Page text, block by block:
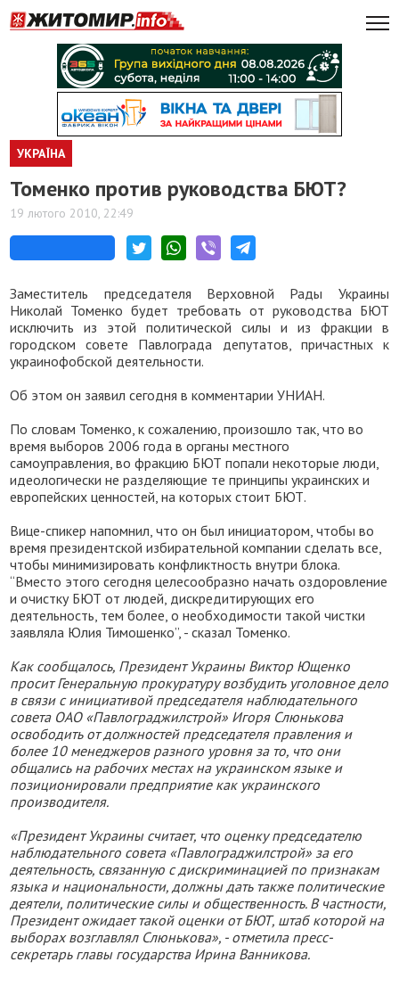
УКРАЇНА
Томенко против руководства БЮТ?
19 лютого 2010, 22:49
Заместитель председателя Верховной Рады Украины
Николай Томенко будет требовать от руководства БЮТ
исключить из этой политической силы и из фракции в
городском совете Павлограда депутатов, причастных к
украинофобской деятельности.
Об этом он заявил сегодня в комментарии УНИАН.
По словам Томенко, к сожалению, произошло так, что во
время выборов 2006 года в органы местного
самоуправления, во фракцию БЮТ попали некоторые люди,
идеологически не разделяющие те принципы украинских и
европейских ценностей, на которых стоит БЮТ.
Вице-спикер напомнил, что он был инициатором, чтобы во
время президентской избирательной компании сделать все,
чтобы минимизировать конфликтность внутри блока.
“Вместо этого сегодня целесообразно начать оздоровление
и очистку БЮТ от людей, дискредитирующих его
деятельность, тем более, о необходимости такой чистки
заявляла Юлия Тимошенко”, - сказал Томенко.
Как сообщалось, Президент Украины Виктор Ющенко
просит Генеральную прокуратуру возбудить уголовное дело
в связи с инициативой председателя наблюдательного
совета ОАО «Павлограджилстрой» Игоря Слюнькова
освободить от должностей председателя правления и
более 10 менеджеров разного уровня за то, что они
общались на рабочих местах на украинском языке и
позиционировали предприятие как украинского
производителя.
«Президент Украины считает, что оценку председателю
наблюдательного совета «Павлограджилстрой» за его
деятельность, связанную с дискриминацией по признакам
языка и национальности, должны дать также политические
деятели, политические силы и общественность. В частности,
Президент ожидает такой оценки от БЮТ, штаб которой на
выборах возглавлял Слюнькова», - отметила пресс-
секретарь главы государства Ирина Ванникова.